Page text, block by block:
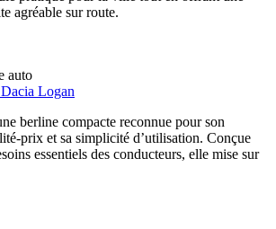
agréable sur route.
auto
Logan
berline compacte reconnue pour son
prix et sa simplicité d’utilisation. Conçue
essentiels des conducteurs, elle mise sur